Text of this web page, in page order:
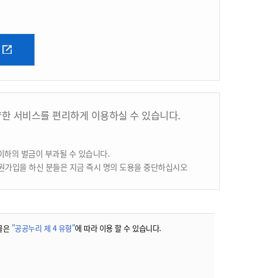
서비스를 편리하게 이용하실 수 있습니다.
의 벌금이 부과될 수 있습니다.
입을 하신 분들은 지금 즉시 명의 도용을 중단하십시오
은 "공공누리 제 4 유형"에 따라 이용 할 수 있습니다.